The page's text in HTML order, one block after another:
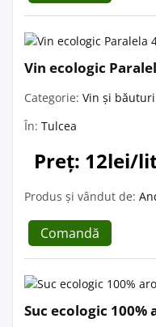
Vin ecologic
Categorie: Vin și
În: Tulcea
Preț: 12lei/
Produs și vândut de:
Comandă
Suc ecologic 100%